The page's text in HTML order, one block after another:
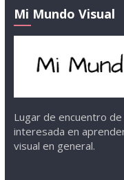
Mi Mundo Visual
Lugar de encuentro
interesada en
visual en general.